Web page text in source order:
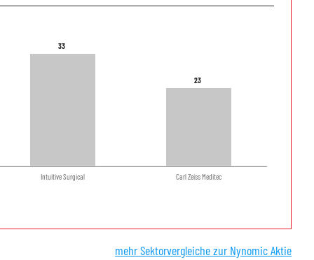
33
33
23
23
Intuitive Surgical Carl Zeiss Meditec
mehr Sektorvergleiche zur Nynomic Aktie